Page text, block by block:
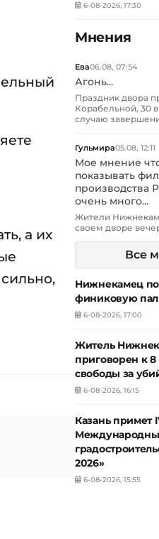
а их
6-08-2026, 17:30
Мнения
Ева06.08, 07:54
Агонь...
Праздник двора
Корабельной, 30
случаю
Гульмира05.08, 12:11
Мое мнение
показывать
производства
очень много...
Жители
своем дворе
Все
Нижнекамец
финиковую
6-08-2026, 17:00
Житель
приговорен к
свободы за
6-08-2026, 16:15
Казань примет
2026»
6-08-2026, 15:55